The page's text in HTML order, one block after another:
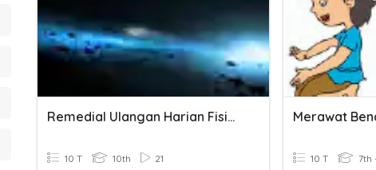
Remedial Ulangan Harian Fisika Ke-1
10 T 10th 21 10 T 7th